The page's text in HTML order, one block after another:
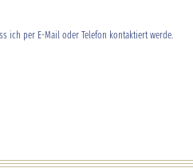
ich per E-Mail oder Telefon kontaktiert werde.